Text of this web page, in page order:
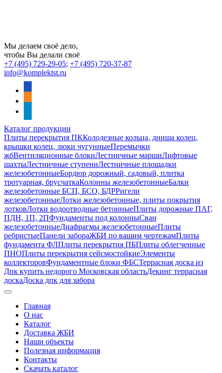
Мы делаем своё дело,
чтобы Вы делали своё
+7 (495) 729-29-05; +7 (495) 720-37-87
info@komplektst.ru
Каталог продукции
Плиты перекрытия ПККолодезные кольца, днища колец,
крышки колец, люки чугунныеПеремычки
жбВентиляционные блокиЛестничные маршиЛифтовые
шахтыЛестничные ступениЛестничные площадки
железобетонныеБордюр дорожный, садовый, плитка
тротуарная, брусчаткаКолонны железобетонныеБалки
железобетонные БСП, БСО, БДРРигели
железобетонныеЛотки железобетонные, плиты покрытия
лотковЛотки водоотводные бетонныеПлиты дорожные ПАГ,
ПДН, 1П, 2ПФундаменты под колонныСваи
железобетонныеДиафрагмы железобетонныеПлиты
ребристыеПанели забораЖБИ по вашим чертежамПлиты
фундамента ФЛПлиты перекрытия ПБПлиты облегченные
ПНОПлиты перекрытия сейсмостойкиеЭлементы
коллекторовФундаментные блоки ФБСТеррасная доска из
Дпк купить недорого Московская областьДекинг террасная
доскаДоска дпк для забора
Главная
О нас
Каталог
Доставка ЖБИ
Наши объекты
Полезная информация
Контакты
Скачать каталог